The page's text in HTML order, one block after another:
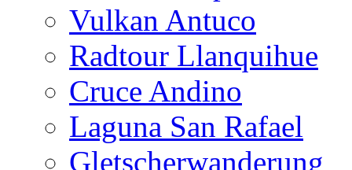
Vulkan Antuco
Radtour Llanquihue
Cruce Andino
Laguna San Rafael
Gletscherwanderung